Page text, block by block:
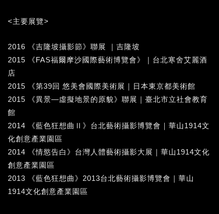
<主要展覽>
2016 《吉隆坡攝影節》聯展 ｜吉隆坡
2015 《FAS福爾摩沙國際藝術博覽會》｜台北寒舍艾麗酒
店
2015 《第39回 悠美會國際美術展｜日本東京都美術館
2015 《異景—虛擬地景的原貌》聯展｜臺北市立社會教育
館
2014 《藍色狂想曲Ⅱ》台北藝術攝影博覽會｜華山1914文
化創意產業園區
2014 《情慾告白》台灣人體藝術攝影大展｜華山1914文化
創意產業園區
2013 《藍色狂想曲》2013台北藝術攝影博覽會｜華山
1914文化創意產業園區